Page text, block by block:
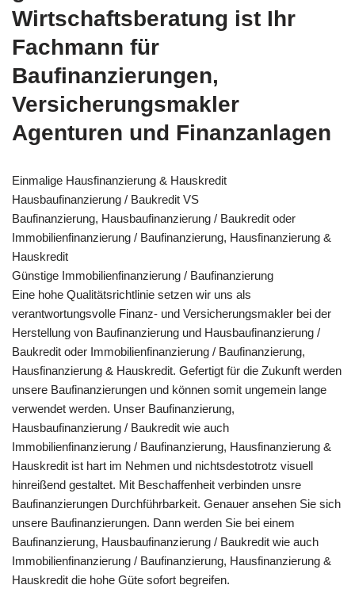
Wirtschaftsberatung ist Ihr
Fachmann für
Baufinanzierungen,
Versicherungsmakler
Agenturen und Finanzanlagen
Einmalige Hausfinanzierung & Hauskredit
Hausbaufinanzierung / Baukredit VS
Baufinanzierung, Hausbaufinanzierung / Baukredit oder
Immobilienfinanzierung / Baufinanzierung, Hausfinanzierung &
Hauskredit
Günstige Immobilienfinanzierung / Baufinanzierung
Eine hohe Qualitätsrichtlinie setzen wir uns als
verantwortungsvolle Finanz- und Versicherungsmakler bei der
Herstellung von Baufinanzierung und Hausbaufinanzierung /
Baukredit oder Immobilienfinanzierung / Baufinanzierung,
Hausfinanzierung & Hauskredit. Gefertigt für die Zukunft werden
unsere Baufinanzierungen und können somit ungemein lange
verwendet werden. Unser Baufinanzierung,
Hausbaufinanzierung / Baukredit wie auch
Immobilienfinanzierung / Baufinanzierung, Hausfinanzierung &
Hauskredit ist hart im Nehmen und nichtsdestotrotz visuell
hinreißend gestaltet. Mit Beschaffenheit verbinden unsre
Baufinanzierungen Durchführbarkeit. Genauer ansehen Sie sich
unsere Baufinanzierungen. Dann werden Sie bei einem
Baufinanzierung, Hausbaufinanzierung / Baukredit wie auch
Immobilienfinanzierung / Baufinanzierung, Hausfinanzierung &
Hauskredit die hohe Güte sofort begreifen.